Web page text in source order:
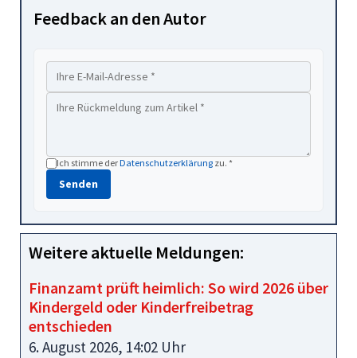
Feedback an den Autor
Ich stimme derDatenschutzerklärung zu. *
Senden
Weitere aktuelle Meldungen:
Finanzamt prüft heimlich: So wird 2026 über
Kindergeld oder Kinderfreibetrag
entschieden
6. August 2026, 14:02 Uhr